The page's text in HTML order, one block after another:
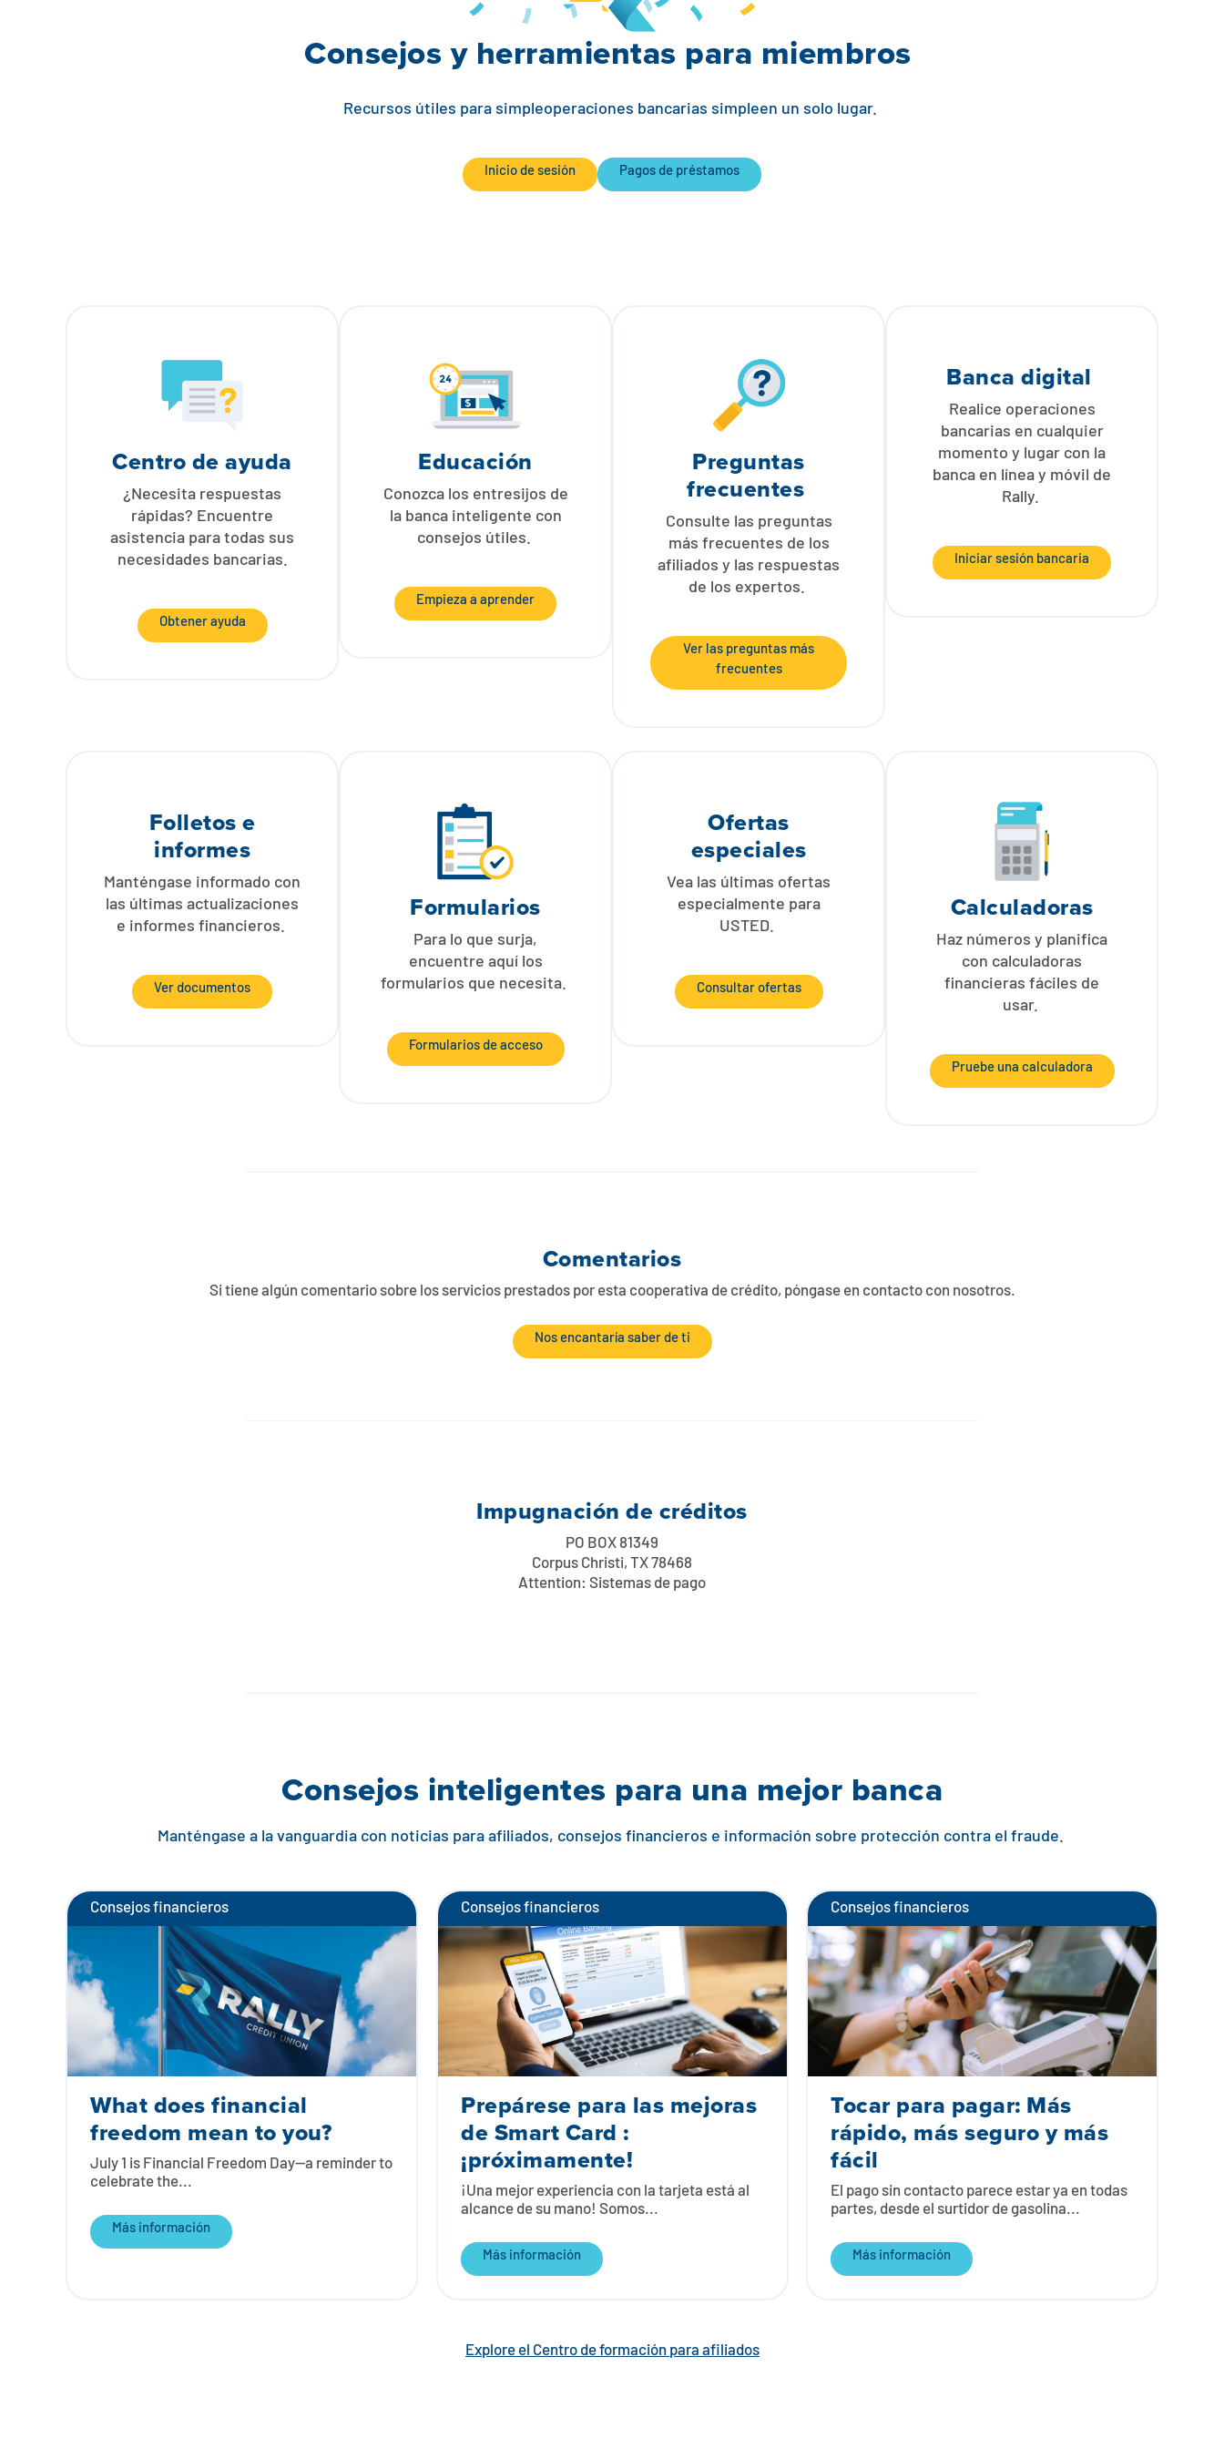
Consejos y herramientas para miembros
Recursos útiles para simpleoperaciones bancarias simpleen un solo lugar.
Inicio de sesión Pagos de préstamos
Centro de ayuda
¿Necesita respuestas
rápidas? Encuentre
asistencia para todas sus
necesidades bancarias.
Obtener ayuda
Educación
Conozca los entresijos de
la banca inteligente con
consejos útiles.
Empieza a aprender
Preguntas
frecuentes
Consulte las preguntas
más frecuentes de los
afiliados y las respuestas
de los expertos.
Ver las preguntas más
frecuentes
Banca digital
Realice operaciones
bancarias en cualquier
momento y lugar con la
banca en línea y móvil de
Rally.
Iniciar sesión bancaria
Folletos e
informes
Manténgase informado con
las últimas actualizaciones
e informes financieros.
Ver documentos
Formularios
Para lo que surja,
encuentre aquí los
formularios que necesita.
Formularios de acceso
Ofertas
especiales
Vea las últimas ofertas
especialmente para
USTED.
Consultar ofertas
Calculadoras
Haz números y planifica
con calculadoras
financieras fáciles de
usar.
Pruebe una calculadora
Comentarios
Si tiene algún comentario sobre los servicios prestados por esta cooperativa de crédito, póngase en contacto con nosotros.
Nos encantaría saber de ti
Impugnación de créditos
PO BOX 81349
Corpus Christi, TX 78468
Attention: Sistemas de pago
Consejos inteligentes para una mejor banca
Manténgase a la vanguardia con noticias para afiliados, consejos financieros e información sobre protección contra el fraude.
Consejos financieros
What does financial
freedom mean to you?
July 1 is Financial Freedom Day—a reminder to
celebrate the...
Más información
Consejos financieros
Prepárese para las mejoras
de Smart Card :
¡próximamente!
¡Una mejor experiencia con la tarjeta está al
alcance de su mano! Somos...
Más información
Consejos financieros
Tocar para pagar: Más
rápido, más seguro y más
fácil
El pago sin contacto parece estar ya en todas
partes, desde el surtidor de gasolina...
Más información
Explore el Centro de formación para afiliados